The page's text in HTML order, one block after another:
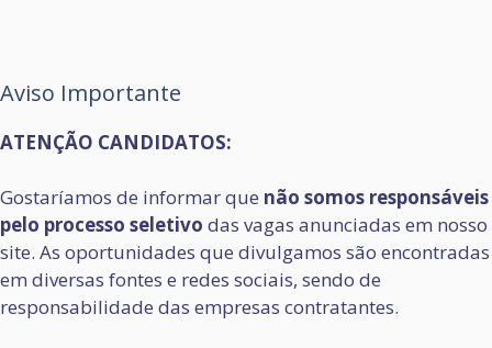
Aviso Importante
ATENÇÃO CANDIDATOS:
Gostaríamos de informar que não somos responsáveis
pelo processo seletivo das vagas anunciadas em nosso
site. As oportunidades que divulgamos são encontradas
em diversas fontes e redes sociais, sendo de
responsabilidade das empresas contratantes.